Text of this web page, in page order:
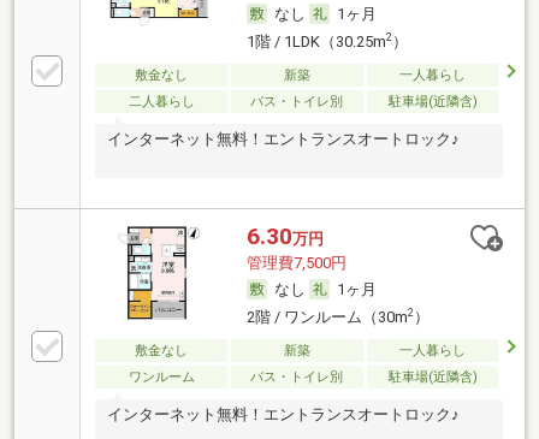
なし
1ヶ月
1階 / 1LDK（30.25m2）
敷金なし 新築
一人暮らし
二人暮らし
バス・トイレ別 駐車場(近隣含)
インターネット無料！エントランスオートロック♪
6.30万円
管理費7,500円
なし
1ヶ月
2階 / ワンルーム（30m2）
敷金なし 新築
一人暮らし
ワンルーム
バス・トイレ別 駐車場(近隣含)
インターネット無料！エントランスオートロック♪